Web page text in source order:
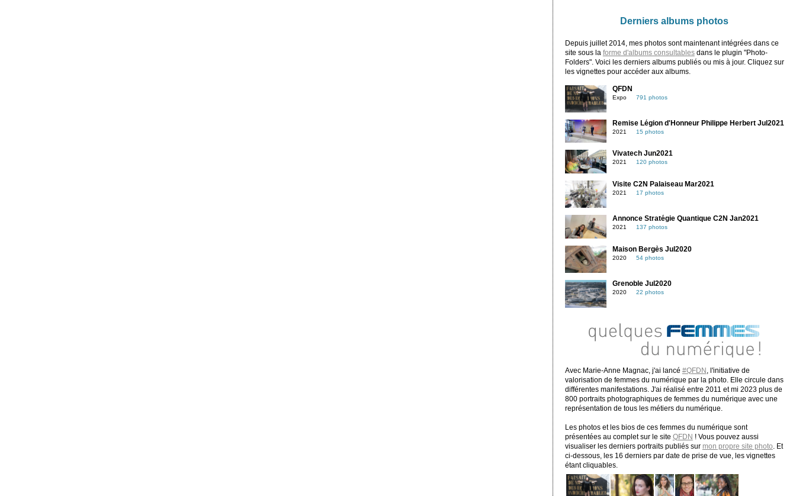
Derniers albums photos
Depuis juillet 2014, mes photos sont maintenant intégrées dans ce
site sous la forme d'albums consultablesdans le plugin "Photo-
Folders". Voici les derniers albums publiés ou mis à jour. Cliquez sur
les vignettes pour accéder aux albums.
QFDN
Expo 791 photos
Remise Légion d'Honneur Philippe Herbert Jul2021
2021 15 photos
Vivatech Jun2021
2021 120 photos
Visite C2N Palaiseau Mar2021
2021 17 photos
Annonce Stratégie Quantique C2N Jan2021
2021 137 photos
Maison Bergès Jul2020
2020 54 photos
Grenoble Jul2020
2020 22 photos
Avec Marie-Anne Magnac, j'ai lancé #QFDN
, l'initiative de
valorisation de femmes du numérique par la photo. Elle circule dans
différentes manifestations. J'ai réalisé entre 2011 et mi 2023 plus de
800 portraits photographiques de femmes du numérique avec une
représentation de tous les métiers du numérique.
Les photos et les bios de ces femmes du numérique sont
présentées au complet sur le site QFDN ! Vous pouvez aussi
visualiser les derniers portraits publiés sur mon propre site photo . Et
ci-dessous, les 16 derniers par date de prise de vue, les vignettes
étant cliquables.